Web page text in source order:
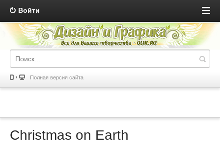
Войти
Полная версия сайта
Christmas on Earth